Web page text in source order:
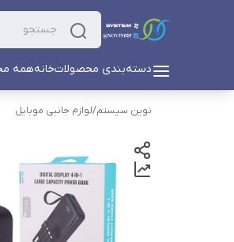
دسته‌بندی محصولاتخانههمه
نوین سیستم/لوازم جانبی موبایل